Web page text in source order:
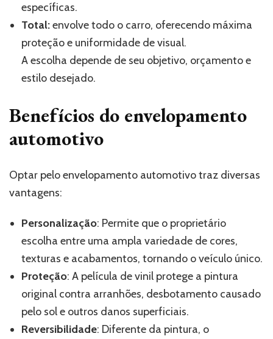
específicas.
Total:envolve todo o carro, oferecendo máxima
proteção e uniformidade de visual.
A escolha depende de seu objetivo, orçamento e
estilo desejado.
Benefícios do envelopamento
automotivo
Optar pelo envelopamento automotivo traz diversas
vantagens:
Personalização: Permite que o proprietário
escolha entre uma ampla variedade de cores,
texturas e acabamentos, tornando o veículo único.
Proteção: A película de vinil protege a pintura
original contra arranhões, desbotamento causado
pelo sol e outros danos superficiais.
Reversibilidade: Diferente da pintura, o